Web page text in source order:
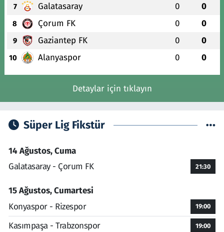
7 Galatasaray 0 0
8 Çorum FK 0 0
9 Gaziantep FK 0 0
10 Alanyaspor 0 0
Detaylar için tıklayın
Süper Lig Fikstür
14 Ağustos, Cuma
Galatasaray - Çorum FK
21:30
15 Ağustos, Cumartesi
Konyaspor - Rizespor
19:00
Kasımpaşa - Trabzonspor 19:00